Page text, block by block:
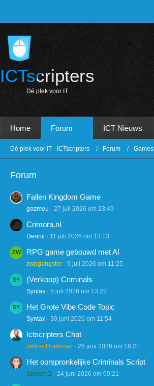
ICTscripters
Dé p e k voor T
Home Forum ICT Nieuws
Dé plek voor IT - ICTscripters Forum Games
Forum
Fallen Kingdom Game
gozmeu 27 juli 2026 om 23:49
Crimora.nl
Dennii 11 juli 2026 om 13:13
RPG game gebouwd met AI
zwpgangster 9 juli 2026 om 11:25
(Verkoop) Criminals
Syntax 5 juli 2026 om 13:22
Het Grote Vibe Code Topic
Syntax 30 juni 2026 om 11:54
Ictscripters Chat
Jeffrey.Hoekman 26 juni 2026 om 16:21
Het oorspronkelijke Criminals Script
Jeroen.G 24 juni 2026 om 09:21